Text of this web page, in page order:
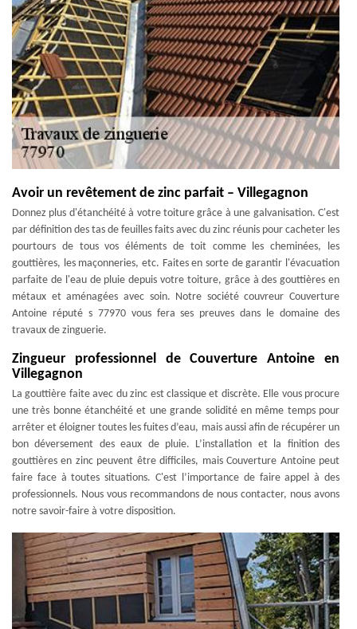
Avoir un revêtement de zinc parfait – Villegagnon
Donnez plus d'étanchéité à votre toiture grâce à une galvanisation. C'est
par définition des tas de feuilles faits avec du zinc réunis pour cacheter les
pourtours de tous vos éléments de toit comme les cheminées, les
gouttières, les maçonneries, etc. Faites en sorte de garantir l'évacuation
parfaite de l'eau de pluie depuis votre toiture, grâce à des gouttières en
métaux et aménagées avec soin. Notre société couvreur Couverture
Antoine réputé s 77970 vous fera ses preuves dans le domaine des
travaux de zinguerie.
Zingueur professionnel de Couverture Antoine en
Villegagnon
La gouttière faite avec du zinc est classique et discrète. Elle vous procure
une très bonne étanchéité et une grande solidité en même temps pour
arrêter et éloigner toutes les fuites d’eau, mais aussi afin de récupérer un
bon déversement des eaux de pluie. L’installation et la finition des
gouttières en zinc peuvent être difficiles, mais Couverture Antoine peut
faire face à toutes situations. C'est l’importance de faire appel à des
professionnels. Nous vous recommandons de nous contacter, nous avons
notre savoir-faire à votre disposition.